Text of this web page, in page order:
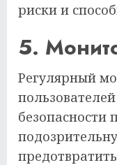
риски и
5.
Регулярный
безопасности